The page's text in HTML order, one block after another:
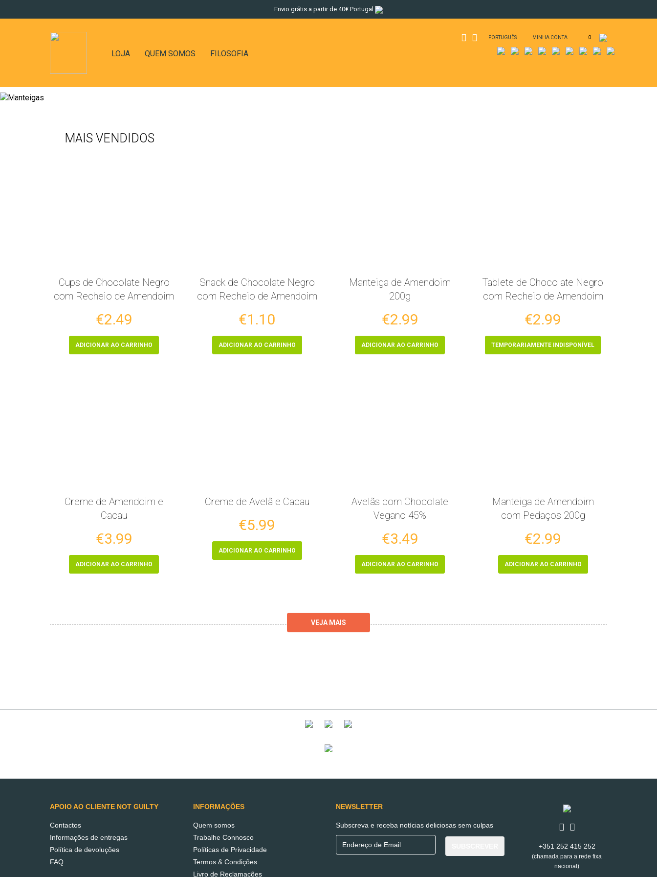
Envio grátis a partir de 40€ Portugal
LOJA QUEM SOMOS FILOSOFIA
PORTUGUÊS MINHA CONTA 0
MAIS VENDIDOS
Cups de Chocolate Negro
com Recheio de Amendoim
€2.49
ADICIONAR AO CARRINHO
Snack de Chocolate Negro
com Recheio de Amendoim
€1.10
ADICIONAR AO CARRINHO
Manteiga de Amendoim
200g
€2.99
ADICIONAR AO CARRINHO
Tablete de Chocolate Negro
com Recheio de Amendoim
€2.99
TEMPORARIAMENTE INDISPONÍVEL
Creme de Amendoim e
Cacau
€3.99
ADICIONAR AO CARRINHO
Creme de Avelã e Cacau
€5.99
ADICIONAR AO CARRINHO
Avelãs com Chocolate
Vegano 45%
€3.49
ADICIONAR AO CARRINHO
Manteiga de Amendoim
com Pedaços 200g
€2.99
ADICIONAR AO CARRINHO
VEJA MAIS
Sabe como são feitos
os nossos produtos.
APOIO AO CLIENTE NOT GUILTY
Contactos
Informações de entregas
Política de devoluções
FAQ
INFORMAÇÕES
Quem somos
Trabalhe Connosco
Políticas de Privacidade
Termos & Condições
Livro de Reclamações
NEWSLETTER
Subscreva e receba notícias deliciosas sem culpas
+351 252 415 252
(chamada para a rede fixa
nacional)